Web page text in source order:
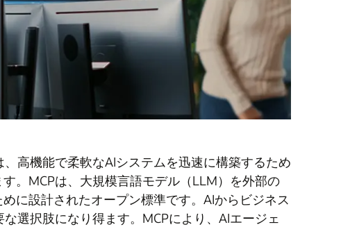
高機能で柔軟なAIシステムを迅速に構築するため
。MCPは、大規模言語モデル（LLM）を外部の
に設計されたオープン標準です。AIからビジネス
選択肢になり得ます。MCPにより、AIエージェ